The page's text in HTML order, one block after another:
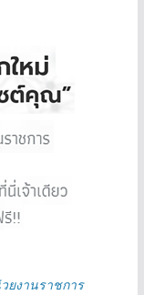
ยงานราชการ